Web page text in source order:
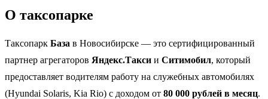
О таксопарке
Таксопарк База в Новосибирске — это сертифицированный
партнер агрегаторов Яндекс.Такси и Ситимобил, который
предоставляет водителям работу на служебных автомобилях
(Hyundai Solaris, Kia Rio) с доходом от 80 000 рублей в месяц.